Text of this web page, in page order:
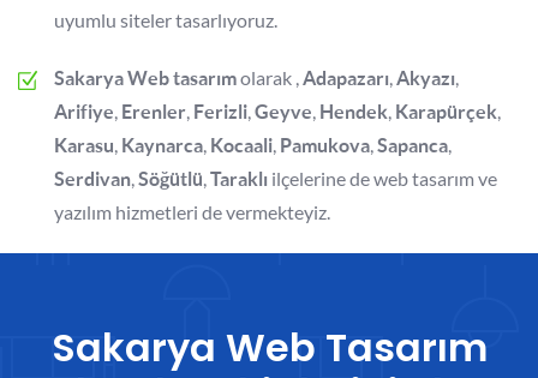
uyumlu siteler tasarlıyoruz.
Sakarya Web tasarımolarak ,Adapazarı,Akyazı,
Arifiye, Erenler, Ferizli,Geyve, Hendek, Karapürçek,
Karasu, Kaynarca, Kocaali, Pamukova,Sapanca,
Serdivan,Söğütlü,Taraklı ilçelerine de web tasarım ve
yazılım hizmetleri de vermekteyiz.
Sakarya Web Tasarım